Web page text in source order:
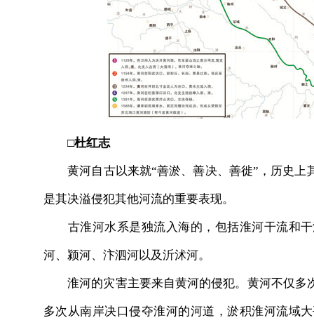
□杜红志
黄河自古以来就“善淤、善决、善徙”，历史上
是其决溢侵犯其他河流的重要表现。
古淮河水系是独流入海的，包括淮河干流和干
河、颍河、汴泗河以及沂沭河。
淮河的灾害主要来自黄河的侵犯。黄河不仅多
多次从南岸决口侵夺淮河的河道，淤积淮河流域